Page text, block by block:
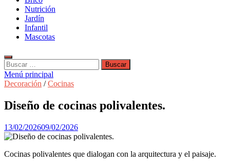
Nutrición
Jardín
Infantil
Mascotas
Buscar:
Menú principal
Decoración /Cocinas
Diseño de cocinas polivalentes.
13/02/202609/02/2026
Cocinas polivalentes que dialogan con la arquitectura y el paisaje.